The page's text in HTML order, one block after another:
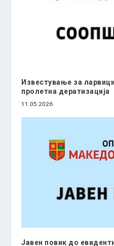
Известување за
пролетна дератизација
11.05.2026
Јавен повик до